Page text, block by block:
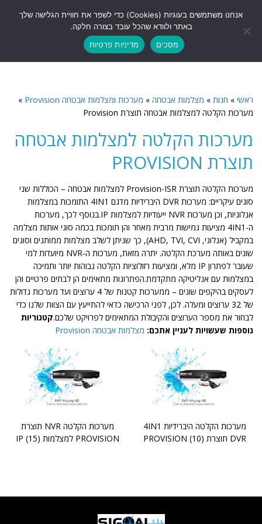
תפריט
ראשי » חנות » מצלמות אבטחה » מערכות ומצלמות אבטחה Provision
»
מערכות הקלטה למצלמות אבטחה תוצרת Provision
מערכות הקלטה למצלמות אבטחה
תוצרת PROVISION
מערכות הקלטה תוצרת Provision-ISR למצלמות אבטחה – הכוללות שני
סוגים עיקריים: מערכות DVR היברידיות מדגם 4IN1 התומכות במצלמות
אנלוגיות, וכן מערכות NVR ייעודיות למצלמות IP.בנוסף לכך, מערכות
ה-4IN1 מציעות גמישות מרבית מאחר והן תומכות בכמה סוגי אותות מצלמה
במקביל (אנלוגי, AHD, TVI, CVI), כך שניתן לשלב מצלמות ממותגים וסוגים
שונים באותה מערכת הקלטה. יתרה מזאת, מערכות ה-NVR מיועדות למי
שעובר לפתרון IP מלא, ומציעות רזולוציות הקלטה גבוהות יותר ותמיכה
במצלמות עם אנליטיקה מתקדמת.הפתרונות מתאימים הן לבתים פרטיים והן
לעסקים בהיקפים שונים – ממערכות קטנות של 4 ערוצים ועד מערכות גדולות
של 32 ערוצים ומעלה. לכן, לפני הרכישה כדאי להתייעץ עם הצוות שלנו כדי
לבחור את מספר הערוצים והקיבולת המתאימים לפרויקט שלכם.קטגוריות
נוספות שעשויות לעניין אתכם: מצלמות אבטחה Provision
מערכות הקלטה היברידיות 4IN1
DVR תוצרת PROVISION
(10)
מערכות הקלטה NVR תוצרת
PROVISION למצלמות IP
(15)
אנחנו משתמשים בעוגיות (Cookies) כדי לשפר את חוויית הגלישה שלך
באתר ולוודא שהכל עובד בצורה חלקה.
מסכים
מדיניות פרטיות